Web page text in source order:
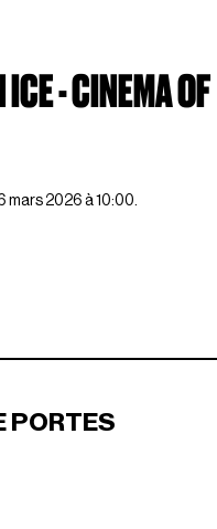
- CINEMA OF
mars 2026 à 10:00.
PORTES